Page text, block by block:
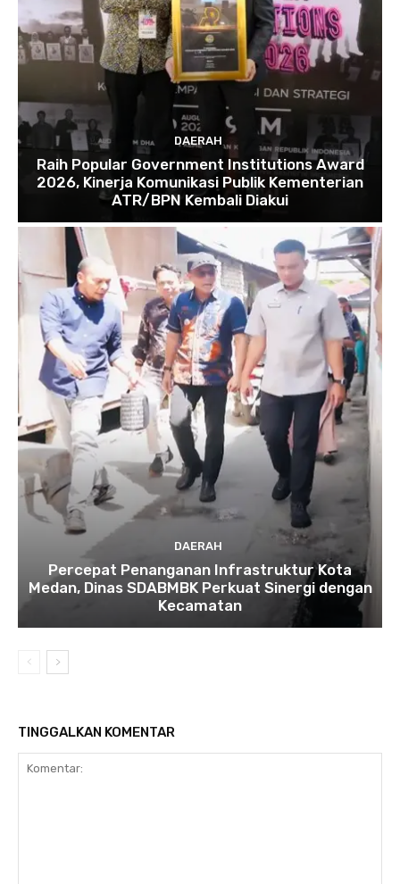
DAERAH
Raih Popular Government Institutions Award
2026, Kinerja Komunikasi Publik Kementerian
ATR/BPN Kembali Diakui
DAERAH
Percepat Penanganan Infrastruktur Kota
Medan, Dinas SDABMBK Perkuat Sinergi dengan
Kecamatan
TINGGALKAN KOMENTAR